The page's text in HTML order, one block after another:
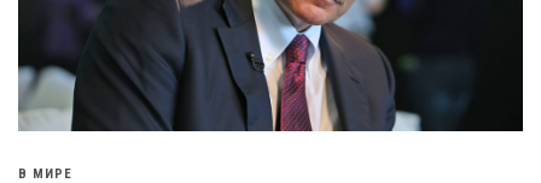
В МИРЕ